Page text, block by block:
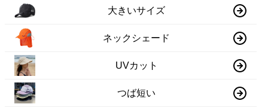
大きいサイズ
ネックシェード
UVカット
つば短い